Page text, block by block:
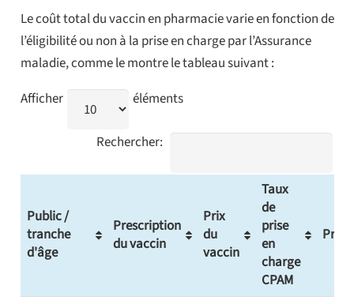
Le coût total du vaccin en pharmacie varie en fonction de
l’éligibilité ou non à la prise en charge par l’Assurance
maladie, comme le montre le tableau suivant :
Afficher
éléments
Rechercher:
Public /
tranche
d'âge
Prescription
du vaccin
Prix
du
vaccin
Taux
de
prise
en
charge
CPAM
Prix